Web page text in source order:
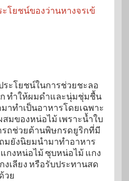
ะโยชน์ของว่านหางจรเข้
ระโยชน์ในการช่วยชะลอ
ทำให้ผมดำและนุ่มชุ่มชื้น
าทำเป็นอาหารโดยเฉพาะ
มของหน่อไม้ เพราะน้ำใบ
รถช่วยต้านพิษกรดยูริกที่มี
มยังนิยมนำมาทำอาหาร
กงหน่อไม้ ซุบหน่อไม้ แกง
งเลียง หรือรับประทานสด
วย